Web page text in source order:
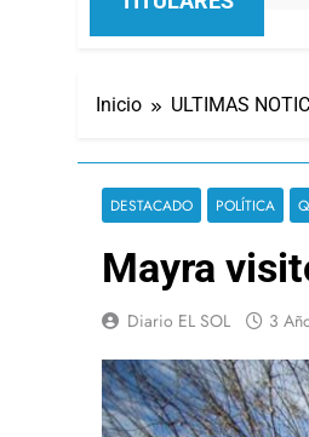
Inicio ULTIMAS
DESTACADO POLÍTICA
Mayra
Diario EL SOL 3